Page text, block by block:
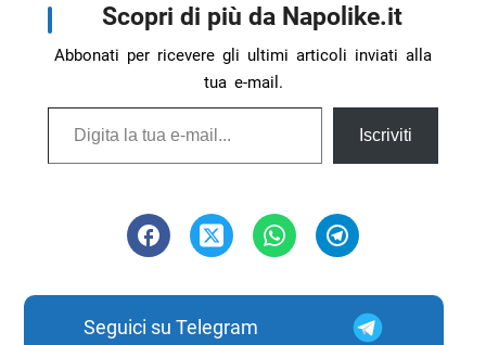
Scopri di più da Napolike.it
Abbonati per ricevere gli ultimi articoli inviati alla
tua e-mail.
Digita la tua e-mail...
Iscriviti
Seguici su Telegram